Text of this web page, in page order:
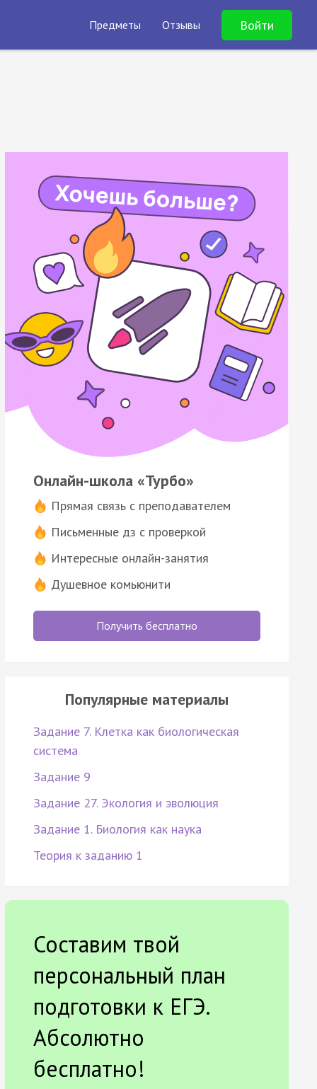
Предметы Отзывы Войти
Онлайн-школа «Турбо»
Прямая связь с преподавателем
Письменные дз с проверкой
Интересные онлайн-занятия
Душевное комьюнити
Получить бесплатно
Популярные материалы
Задание 7. Клетка как биологическая
система
Задание 9
Задание 27. Экология и эволюция
Задание 1. Биология как наука
Теория к заданию 1
Составим твой
персональный план
подготовки к ЕГЭ.
Абсолютно
бесплатно!